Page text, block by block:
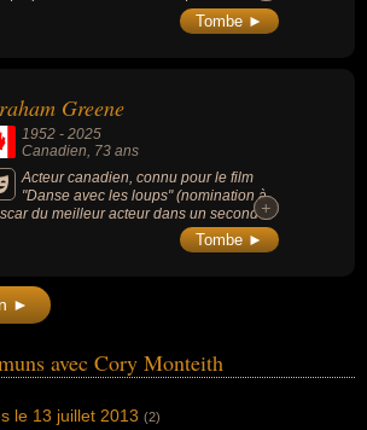
d'été du Québec et a dirigé le
d'art dramatique de Montréal
de la compagnie de la capitale.
Tombe ►
Greene
1952 - 2025
Canadien , 73 ans
Acteur canadien, connu pour le film
"Danse avec les loups" (nomination à
du meilleur acteur dans un second
en 1991). Sa longue carrière aux États-
ouvre les portes pour une meilleure
+
+
Tombe ►
►
avec Cory Monteith
le 13 juillet 2013 (2)